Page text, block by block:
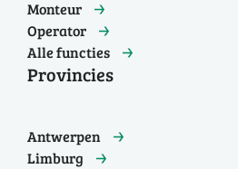
Monteur
Operator
Alle functies
Provincies
Antwerpen
Limburg